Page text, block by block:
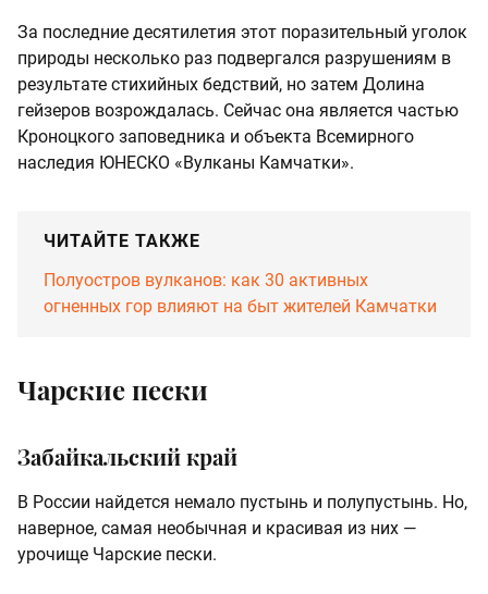
За последние десятилетия этот поразительный уголок
природы несколько раз подвергался разрушениям в
результате стихийных бедствий, но затем Долина
гейзеров возрождалась. Сейчас она является частью
Кроноцкого заповедника и объекта Всемирного
наследия ЮНЕСКО «Вулканы Камчатки».
ЧИТАЙТЕ ТАКЖЕ
Полуостров вулканов: как 30 активных
огненных гор влияют на быт жителей Камчатки
Чарские пески
Забайкальский край
В России найдется немало пустынь и полупустынь. Но,
наверное, самая необычная и красивая из них —
урочище Чарские пески.